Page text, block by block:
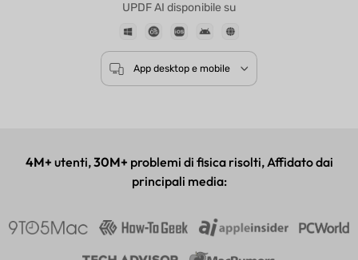
UPDF AI disponibile su
4M+ utenti,30M+ problemi di fisica risolti, Affidato dai
principali media: